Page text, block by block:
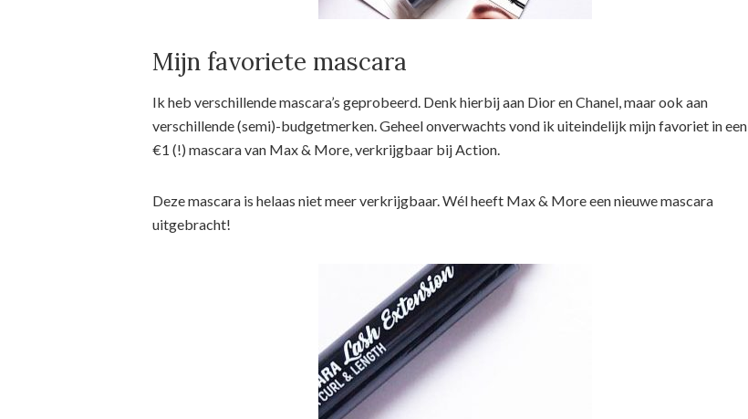
Mijn favoriete mascara
Ik heb verschillende mascara’s geprobeerd. Denk hierbij aan Dior en Chanel, maar ook aan
verschillende (semi)-budgetmerken. Geheel onverwachts vond ik uiteindelijk mijn favoriet in een
€1 (!) mascara van Max & More, verkrijgbaar bij Action.
Deze mascara is helaas niet meer verkrijgbaar. Wél heeft Max & More een nieuwe mascara
uitgebracht!